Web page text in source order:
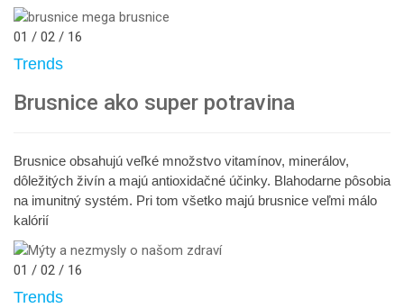
01 / 02 / 16
Trends
Brusnice ako super potravina
Brusnice obsahujú veľké množstvo vitamínov, minerálov,
dôležitých živín a majú antioxidačné účinky. Blahodarne pôsobia
na imunitný systém. Pri tom všetko majú brusnice veľmi málo
kalórií
01 / 02 / 16
Trends